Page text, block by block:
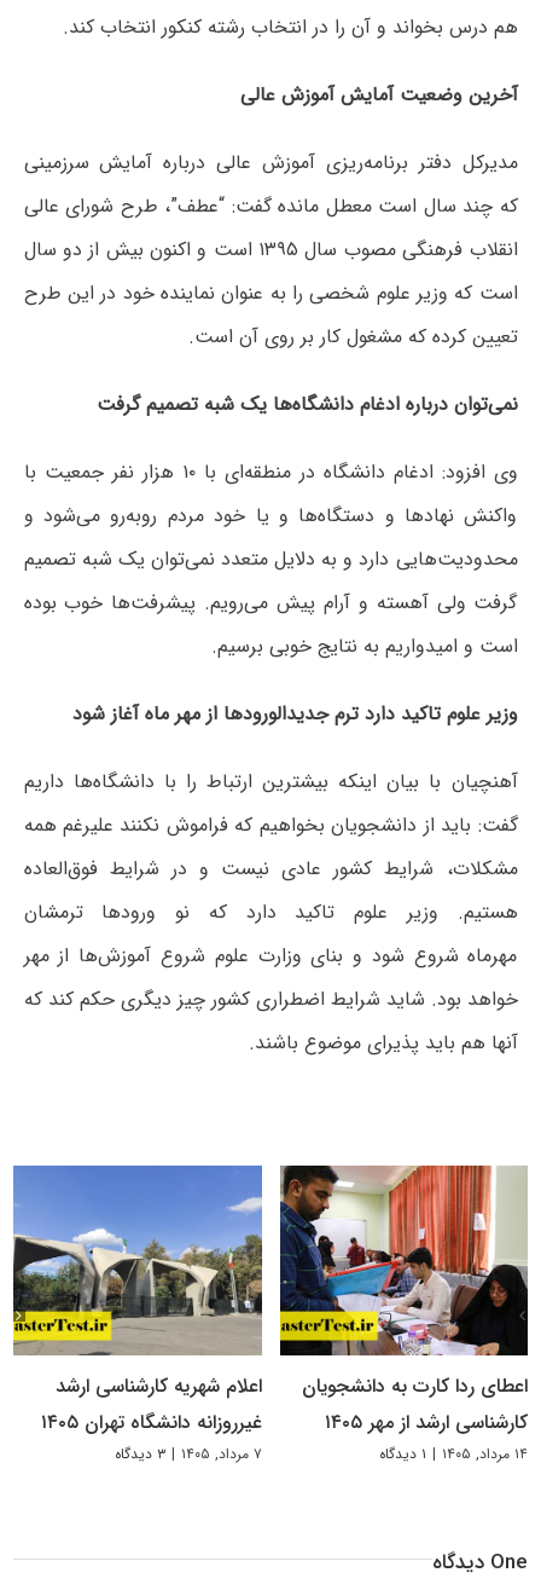
هم درس بخواند و آن را در انتخاب رشته کنکور انتخاب کند.
آخرین وضعیت آمایش آموزش عالی
مدیرکل دفتر برنامه‌ریزی آموزش عالی درباره آمایش سرزمینی
که چند سال است معطل مانده گفت: “عطف”، طرح شورای عالی
انقلاب فرهنگی مصوب سال ۱۳۹۵ است و اکنون بیش از دو سال
است که وزیر علوم شخصی را به عنوان نماینده خود در این طرح
تعیین کرده که مشغول کار بر روی آن است.
نمی‌توان درباره ادغام دانشگاه‌ها یک شبه تصمیم گرفت
وی افزود: ادغام دانشگاه در منطقه‌ای با ۱۰ هزار نفر جمعیت با
واکنش نهادها و دستگاه‌ها و یا خود مردم روبه‌رو می‌شود و
محدودیت‌هایی دارد و به دلایل متعدد نمی‌توان یک شبه تصمیم
گرفت ولی آهسته و آرام پیش می‌رویم. پیشرفت‌ها خوب بوده
است و امیدواریم به نتایج خوبی برسیم.
وزیر علوم تاکید دارد ترم جدیدالورودها از مهر ماه آغاز شود
آهنچیان با بیان اینکه بیشترین ارتباط را با دانشگاه‌ها داریم
گفت: باید از دانشجویان بخواهیم که فراموش نکنند علیرغم همه
مشکلات، شرایط کشور عادی نیست و در شرایط فوق‌العاده
هستیم. وزیر علوم تاکید دارد که نو ورودها ترمشان
مهرماه شروع شود و بنای وزارت علوم شروع آموزش‌ها از مهر
خواهد بود. شاید شرایط اضطراری کشور چیز دیگری حکم کند که
آنها هم باید پذیرای موضوع باشند.
اعطای ردا کارت به دانشجویان
کارشناسی ارشد از مهر ۱۴۰۵
۱۴ مرداد, ۱۴۰۵ | ۱ دیدگاه
اعلام شهریه کارشناسی ارشد
غیرروزانه دانشگاه تهران ۱۴۰۵
۷ مرداد, ۱۴۰۵ | ۳ دیدگاه
One دیدگاه